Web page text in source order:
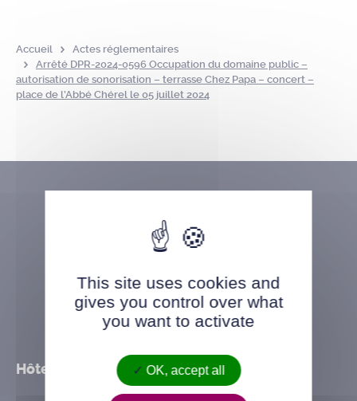
Accueil
Actes réglementaires
Arrêté DPR-2024-0596 Occupation du domaine public –
autorisation de sonorisation – terrasse Chez Papa – concert –
place de l’Abbé Chérel le 05 juillet 2024
Hôtel de ville
This site uses cookies and
gives you control over what
you want to activate
OK, accept all